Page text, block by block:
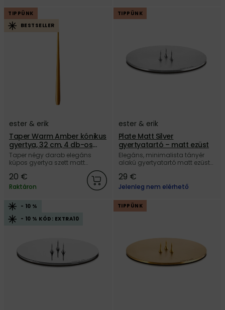
TIPPÜNK
BESTSELLER
ester & erik
Taper Warm Amber kónikus
gyertya, 32 cm, 4 db-os
szett – borostyán
Taper négy darab elegáns
kúpos gyertya szett matt
hosszúságban, 100%
paraffinból, a dán ester & erik
20 €
Raktáron
TIPPÜNK
ester & erik
Plate Matt Silver
gyertyatartó – matt ezüst
Elegáns, minimalista tányér
alakú gyertyatartó matt ezüst
hengergyertyákhoz, a dán ester
& erik márkától.
29 €
Jelenleg nem elérhető
- 10 %
- 10 % KÓD: EXTRA10
TIPPÜNK